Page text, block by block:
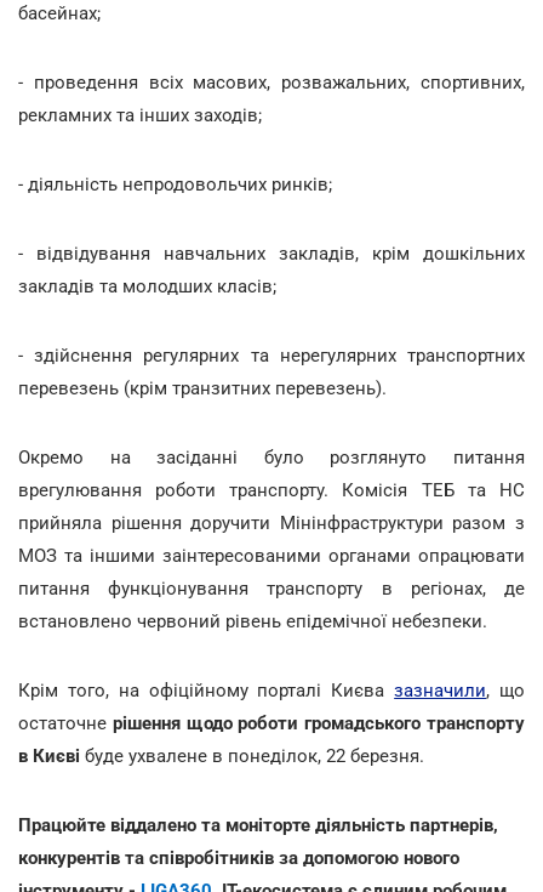
басейнах;
- проведення всіх масових, розважальних, спортивних,
рекламних та інших заходів;
- діяльність непродовольчих ринків;
- відвідування навчальних закладів, крім дошкільних
закладів та молодших класів;
- здійснення регулярних та нерегулярних транспортних
перевезень (крім транзитних перевезень).
Окремо на засіданні було розглянуто питання
врегулювання роботи транспорту. Комісія ТЕБ та НС
прийняла рішення доручити Мінінфраструктури разом з
МОЗ та іншими заінтересованими органами опрацювати
питання функціонування транспорту в регіонах, де
встановлено червоний рівень епідемічної небезпеки.
Крім того, на офіційному порталі Києвазазначили, що
остаточне рішення щодо роботи громадського транспорту
в Києві буде ухвалене в понеділок, 22 березня.
Працюйте віддалено та моніторте діяльність партнерів,
конкурентів та співробітників за допомогою нового